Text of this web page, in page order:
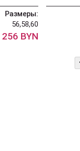
Размеры:
56,58,60
256 BYN